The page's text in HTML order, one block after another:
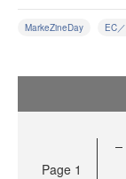
MarkeZineDay EC
Page 1